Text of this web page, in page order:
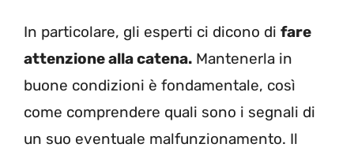
In particolare, gli esperti ci dicono di fare
attenzione alla catena. Mantenerla in
buone condizioni è fondamentale, così
come comprendere quali sono i segnali di
un suo eventuale malfunzionamento. Il